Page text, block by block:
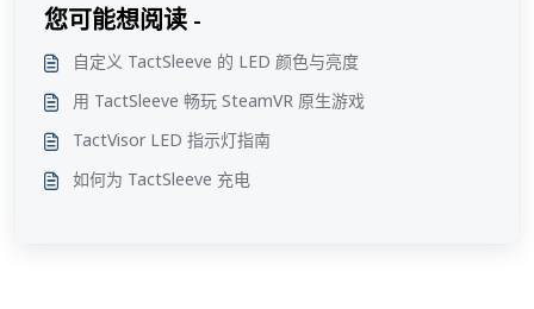
您可能想阅读 -
自定义 TactSleeve 的 LED 颜色与亮度
用 TactSleeve 畅玩 SteamVR 原生游戏
TactVisor LED 指示灯指南
如何为 TactSleeve 充电